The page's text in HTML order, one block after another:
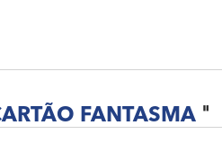
FANTASMA "